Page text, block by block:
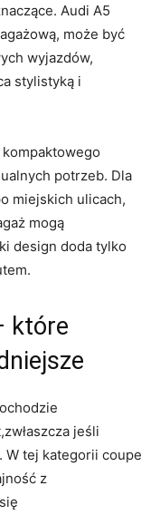
Audi A5
może być
wyjazdów,⁤
‍stylistyką i
potrzeb.‌ Dla
miejskich ulicach,
mogą‌
design doda tylko
które
jeśli
W tej kategorii coupe
‌z